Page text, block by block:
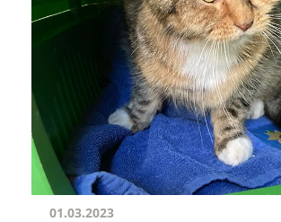
01.03.2023